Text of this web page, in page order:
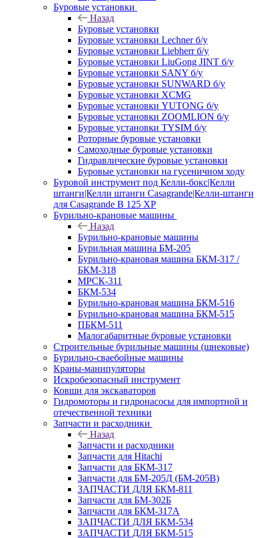
Буровые установки
Назад
Буровые установки
Буровые установки Lechner б/у
Буровые установки Liebherr б/у
Буровые установки LiuGong JINT б/у
Буровые установки SANY б/у
Буровые установки SUNWARD б/у
Буровые установки XCMG
Буровые установки YUTONG б/у
Буровые установки ZOOMLION б/у
Буровые установки TYSIM б/у
Роторные буровые установки
Самоходные буровые установки
Гидравлические буровые установки
Буровые установки на гусеничном ходу
Буровой инструмент под Келли-бокс|Келли
штанги|Келли штанги Casagrande|Келли-штанги
для Casagrande B 125 XP
Бурильно-крановые машины
Назад
Бурильно-крановые машины
Бурильная машина БМ-205
Бурильно-крановая машина БКМ-317 /
БКМ-318
МРСК-311
БКМ-534
Бурильно-крановая машина БКМ-516
Бурильно-крановая машина БКМ-515
ПБКМ-511
Малогабаритные буровые установки
Строительные бурильные машины (шнековые)
Бурильно-сваебойные машины
Краны-манипуляторы
Искробезопасный инструмент
Ковши для экскаваторов
Гидромоторы и гидронасосы для импортной и
отечественной техники
Запчасти и расходники
Назад
Запчасти и расходники
Запчасти для Hitachi
Запчасти для БКМ-317
Запчасти для БМ-205Д (БМ-205В)
ЗАПЧАСТИ ДЛЯ БКМ-811
Запчасти для БМ-302Б
Запчасти для БКМ-317А
ЗАПЧАСТИ ДЛЯ БКМ-534
ЗАПЧАСТИ ДЛЯ БКМ-515